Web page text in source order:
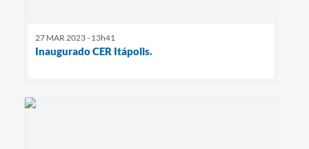
27 MAR 2023 - 13h41
Inaugurado CER Itápolis.